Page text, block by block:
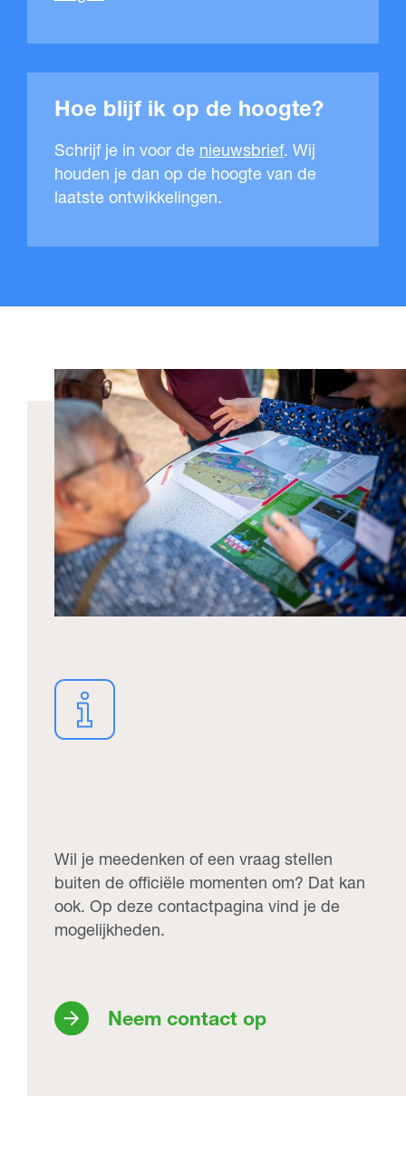
Neem contact op
Wil je meedenken of een vraag stellen
buiten de officiële momenten om? Dat kan
ook. Op deze contactpagina vind je de
mogelijkheden.
Hoe blijf ik op de hoogte?
Schrijf je in voor de nieuwsbrief. Wij
houden je dan op de hoogte van de
laatste ontwikkelingen.